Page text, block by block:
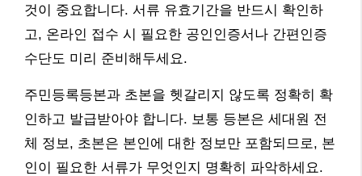
것이 중요합니다. 서류 유효기간을 반드시 확인하
고, 온라인 접수 시 필요한 공인인증서나 간편인증
수단도 미리 준비해두세요.
주민등록등본과 초본을 헷갈리지 않도록 정확히 확
인하고 발급받아야 합니다. 보통 등본은 세대원 전
체 정보, 초본은 본인에 대한 정보만 포함되므로, 본
인이 필요한 서류가 무엇인지 명확히 파악하세요.